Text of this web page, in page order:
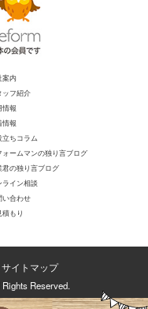
案内
ッフ紹介
情報
情報
立ちコラム
ォームマンの独り言ブログ
君の独り言ブログ
ライン相談
い合わせ
積もり
サイトマップ
Reserved.